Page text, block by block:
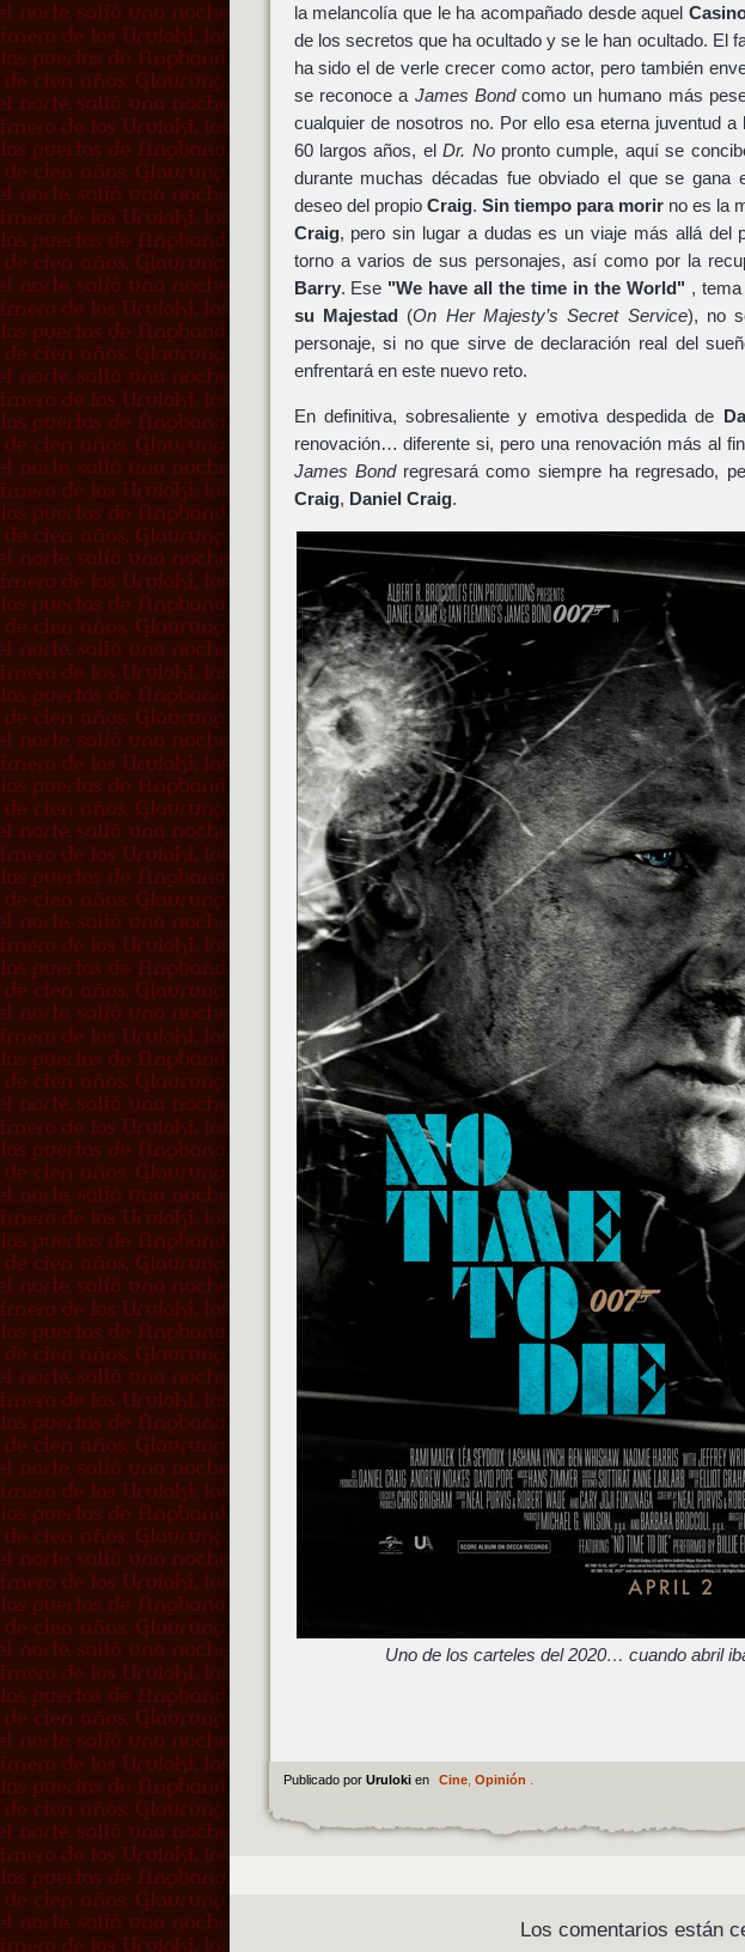
la melancolía que le ha acompañado desde aquel
de los secretos que ha ocultado y se le han ocultado. El
ha sido el de verle crecer como actor, pero también
se reconoce a James Bondcomo un humano más
cualquier de nosotros no. Por ello esa eterna juventud a
60 largos años, elDr. Nopronto cumple, aquí se
durante muchas décadas fue obviado el que se
deseo del propio Craig. Sin tiempo para morirno es la
Craig, pero sin lugar a dudas es un viaje más allá del
torno a varios de sus personajes, así como por la
Barry. Ese "We have all the time in the World" ,
su Majestad(On Her Majesty’s Secret Service), no
personaje, si no que sirve de declaración real del
enfrentará en este nuevo reto.
En definitiva, sobresaliente y emotiva despedida de
renovación… diferente si, pero una renovación más al
James Bondregresará como siempre ha regresado,
Craig, Daniel Craig.
Uno de los carteles del 2020… cuando abril
Publicado por Uruloki en Cine, Opinión
Los comentarios están